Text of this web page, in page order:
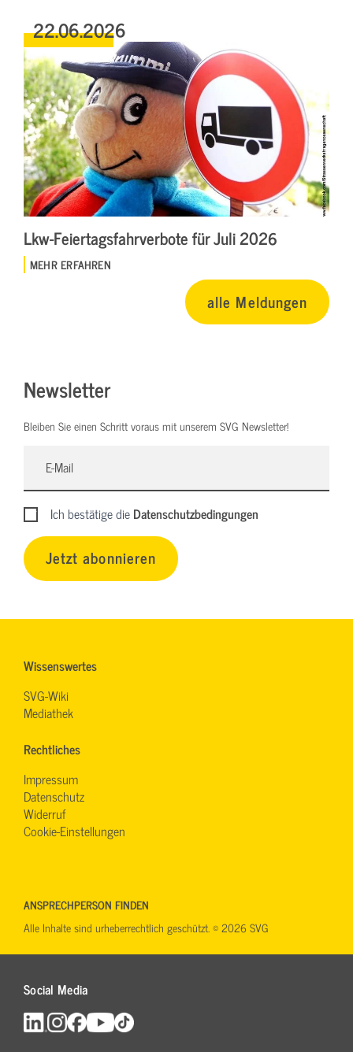
22.06.2026
Lkw-Feiertagsfahrverbote für Juli 2026
MEHR ERFAHREN
alle Meldungen
Newsletter
Bleiben Sie einen Schritt voraus mit unserem SVG Newsletter!
Ich bestätige dieDatenschutzbedingungen
Jetzt abonnieren
Wissenswertes
SVG-Wiki
Mediathek
Rechtliches
Impressum
Datenschutz
Widerruf
Cookie-Einstellungen
Social Media
ANSPRECHPERSON FINDEN
Alle Inhalte sind urheberrechtlich geschützt. © 2026 SVG